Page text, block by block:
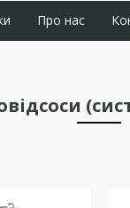
Про нас